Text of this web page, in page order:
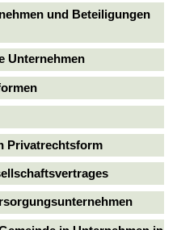
und Beteiligungen
Unternehmen
Privatrechtsform